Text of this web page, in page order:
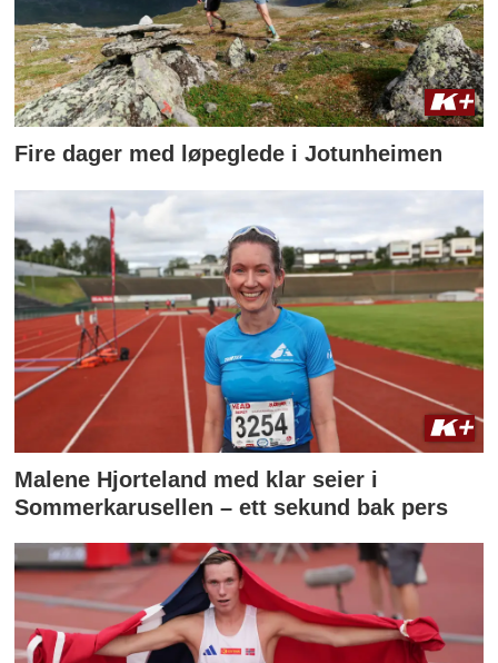
Fire dager med løpeglede i Jotunheimen
Malene Hjorteland med klar seier i
Sommerkarusellen – ett sekund bak pers